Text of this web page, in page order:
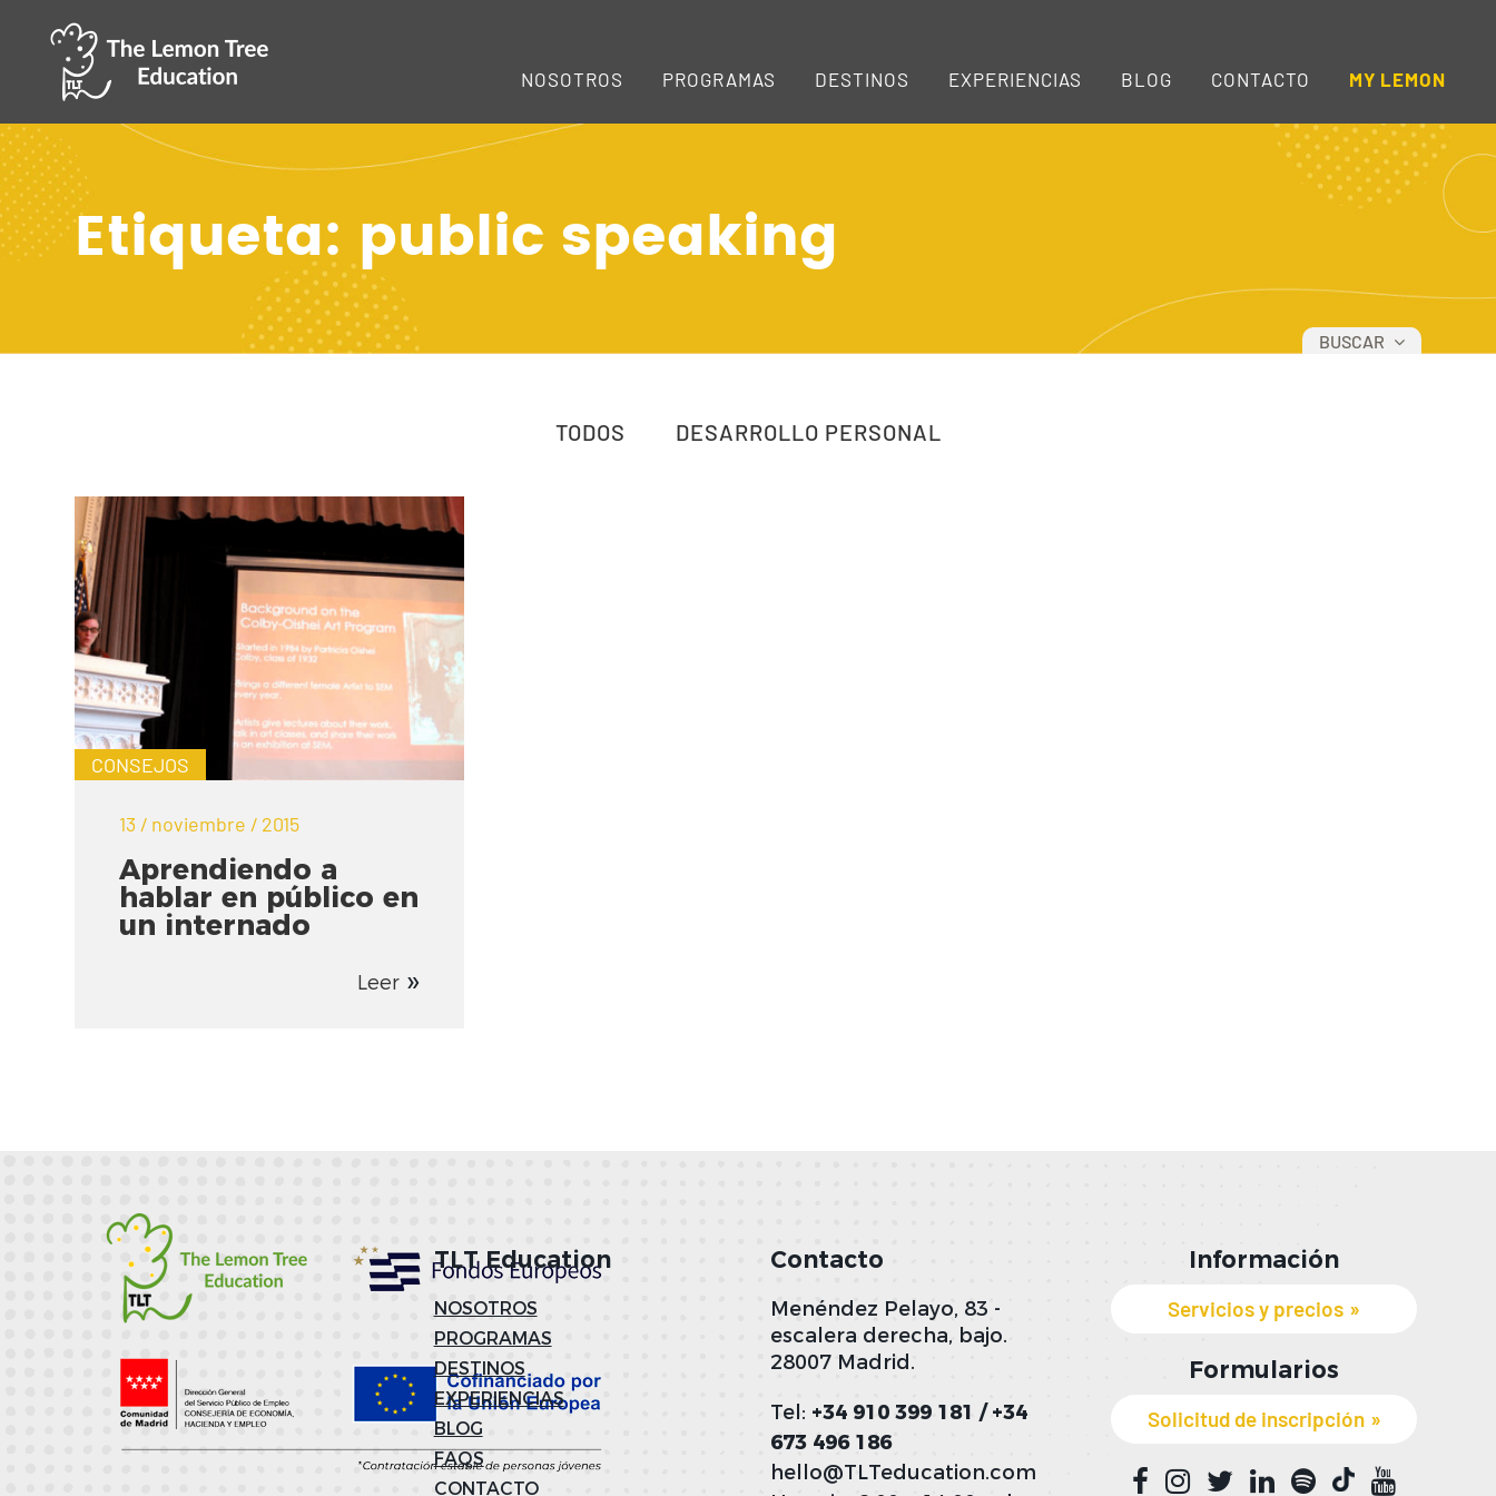
NOSOTROS PROGRAMAS DESTINOS EXPERIENCIAS BLOG CONTACTO MY LEMON
Etiqueta: public speaking
BUSCAR
TODOS DESARROLLO PERSONAL
CONSEJOS
13 / noviembre / 2015
Aprendiendo a
hablar en público en
un internado
Leer
TLT Education
NOSOTROS
PROGRAMAS
DESTINOS
EXPERIENCIAS
BLOG
FAQS
CONTACTO
Contacto
Menéndez Pelayo, 83 -
escalera derecha, bajo.
28007 Madrid.
Tel: +34 910 399 181 / +34
673 496 186
hello@TLTeducation.com
Información
Servicios y precios
Formularios
Solicitud de inscripción